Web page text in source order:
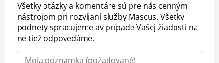
Všetky otázky a komentáre sú pre nás cenným
nástrojom pri rozvíjaní služby Mascus. Všetky
podnety spracujeme av prípade Vašej žiadosti na
ne tiež odpovedáme.